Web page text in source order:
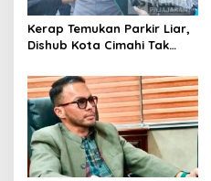
Kerap Temukan Parkir Liar,
Dishub Kota Cimahi Tak
Pembinaan